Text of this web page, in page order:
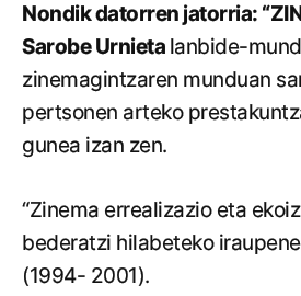
Nondik datorren jatorria:
Sarobe Urnieta lanbide-
zinemagintzaren munduan
pertsonen arteko
gunea izan zen.
“Zinema errealizazio eta
bederatzi hilabeteko
(1994- 2001).